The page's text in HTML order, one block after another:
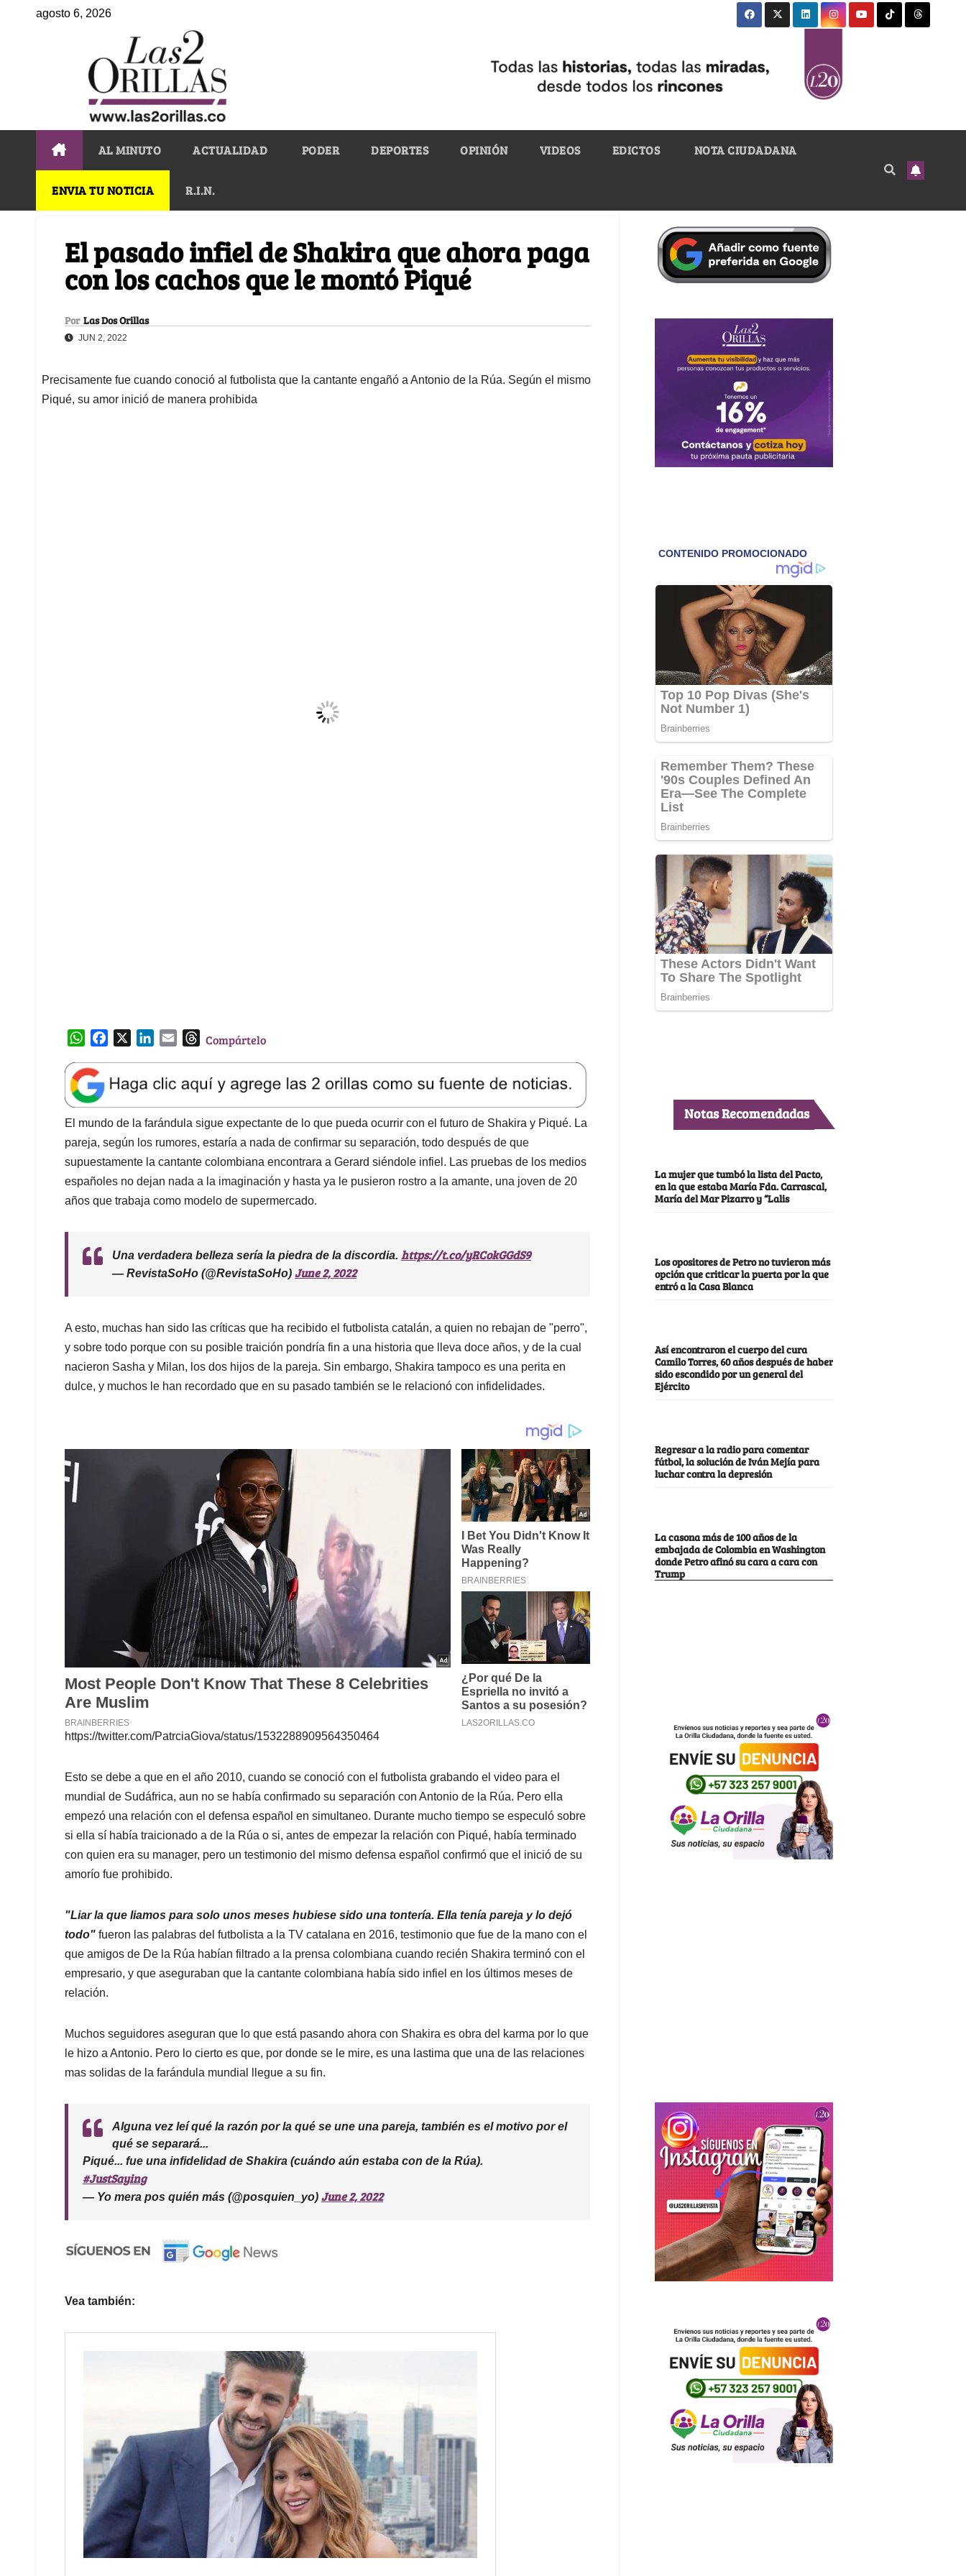
agosto 6, 2026
AL MINUTO ACTUALIDAD PODER DEPORTES OPINIÓN VIDEOS EDICTOS NOTA CIUDADANA
ENVIA TU NOTICIA R.I.N.
El pasado infiel de Shakira que ahora paga
con los cachos que le montó Piqué
Por Las Dos Orillas
JUN 2, 2022
Precisamente fue cuando conoció al futbolista que la cantante engañó a Antonio de la Rúa. Según el mismo
Piqué, su amor inició de manera prohibida
W
a
t
s
A
p
p
e
b
o
o
k
k
e
d
I
n
l
T
e
a
d
s
Compártelo
El mundo de la farándula sigue expectante de lo que pueda ocurrir con el futuro de Shakira y Piqué. La
pareja, según los rumores, estaría a nada de confirmar su separación, todo después de que
supuestamente la cantante colombiana encontrara a Gerard siéndole infiel. Las pruebas de los medios
españoles no dejan nada a la imaginación y hasta ya le pusieron rostro a la amante, una joven de 20
años que trabaja como modelo de supermercado.
Una verdadera belleza sería la piedra de la discordia. https://t.co/yRCokGGdS9
— RevistaSoHo (@RevistaSoHo) June 2, 2022
A esto, muchas han sido las críticas que ha recibido el futbolista catalán, a quien no rebajan de "perro",
y sobre todo porque con su posible traición pondría fin a una historia que lleva doce años, y de la cual
nacieron Sasha y Milan, los dos hijos de la pareja. Sin embargo, Shakira tampoco es una perita en
dulce, y muchos le han recordado que en su pasado también se le relacionó con infidelidades.
https://twitter.com/PatrciaGiova/status/1532288909564350464
Esto se debe a que en el año 2010, cuando se conoció con el futbolista grabando el video para el
mundial de Sudáfrica, aun no se había confirmado su separación con Antonio de la Rúa. Pero ella
empezó una relación con el defensa español en simultaneo. Durante mucho tiempo se especuló sobre
si ella sí había traicionado a de la Rúa o si, antes de empezar la relación con Piqué, había terminado
con quien era su manager, pero un testimonio del mismo defensa español confirmó que el inició de su
amorío fue prohibido.
"Liar la que liamos para solo unos meses hubiese sido una tontería. Ella tenía pareja y lo dejó
todo" fueron las palabras del futbolista a la TV catalana en 2016, testimonio que fue de la mano con el
que amigos de De la Rúa habían filtrado a la prensa colombiana cuando recién Shakira terminó con el
empresario, y que aseguraban que la cantante colombiana había sido infiel en los últimos meses de
relación.
Muchos seguidores aseguran que lo que está pasando ahora con Shakira es obra del karma por lo que
le hizo a Antonio. Pero lo cierto es que, por donde se le mire, es una lastima que una de las relaciones
mas solidas de la farándula mundial llegue a su fin.
Alguna vez leí qué la razón por la qué se une una pareja, también es el motivo por el
qué se separará...
Piqué... fue una infidelidad de Shakira (cuándo aún estaba con de la Rúa).
#JustSaying
— Yo mera pos quién más (@posquien_yo) June 2, 2022
Vea también:
Notas Recomendadas
La mujer que tumbó la lista del Pacto,
en la que estaba María Fda. Carrascal,
María del Mar Pizarro y “Lalis
Los opositores de Petro no tuvieron más
opción que criticar la puerta por la que
entró a la Casa Blanca
Así encontraron el cuerpo del cura
Camilo Torres, 60 años después de haber
sido escondido por un general del
Ejército
Regresar a la radio para comentar
fútbol, la solución de Iván Mejía para
luchar contra la depresión
La casona más de 100 años de la
embajada de Colombia en Washington
donde Petro afinó su cara a cara con
Trump